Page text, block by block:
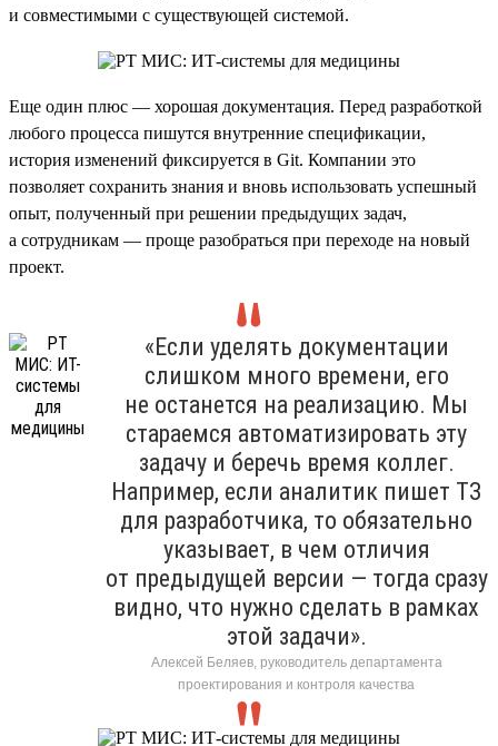
и совместимыми с существующей системой.
Еще один плюс — хорошая документация. Перед разработкой
любого процесса пишутся внутренние спецификации,
история изменений фиксируется в Git. Компании это
позволяет сохранить знания и вновь использовать успешный
опыт, полученный при решении предыдущих задач,
а сотрудникам — проще разобраться при переходе на новый
проект.
«Если уделять документации
слишком много времени, его
не останется на реализацию. Мы
стараемся автоматизировать эту
задачу и беречь время коллег.
Например, если аналитик пишет ТЗ
для разработчика, то обязательно
указывает, в чем отличия
от предыдущей версии — тогда сразу
видно, что нужно сделать в рамках
этой задачи».
Алексей Беляев, руководитель департамента
проектирования и контроля качества